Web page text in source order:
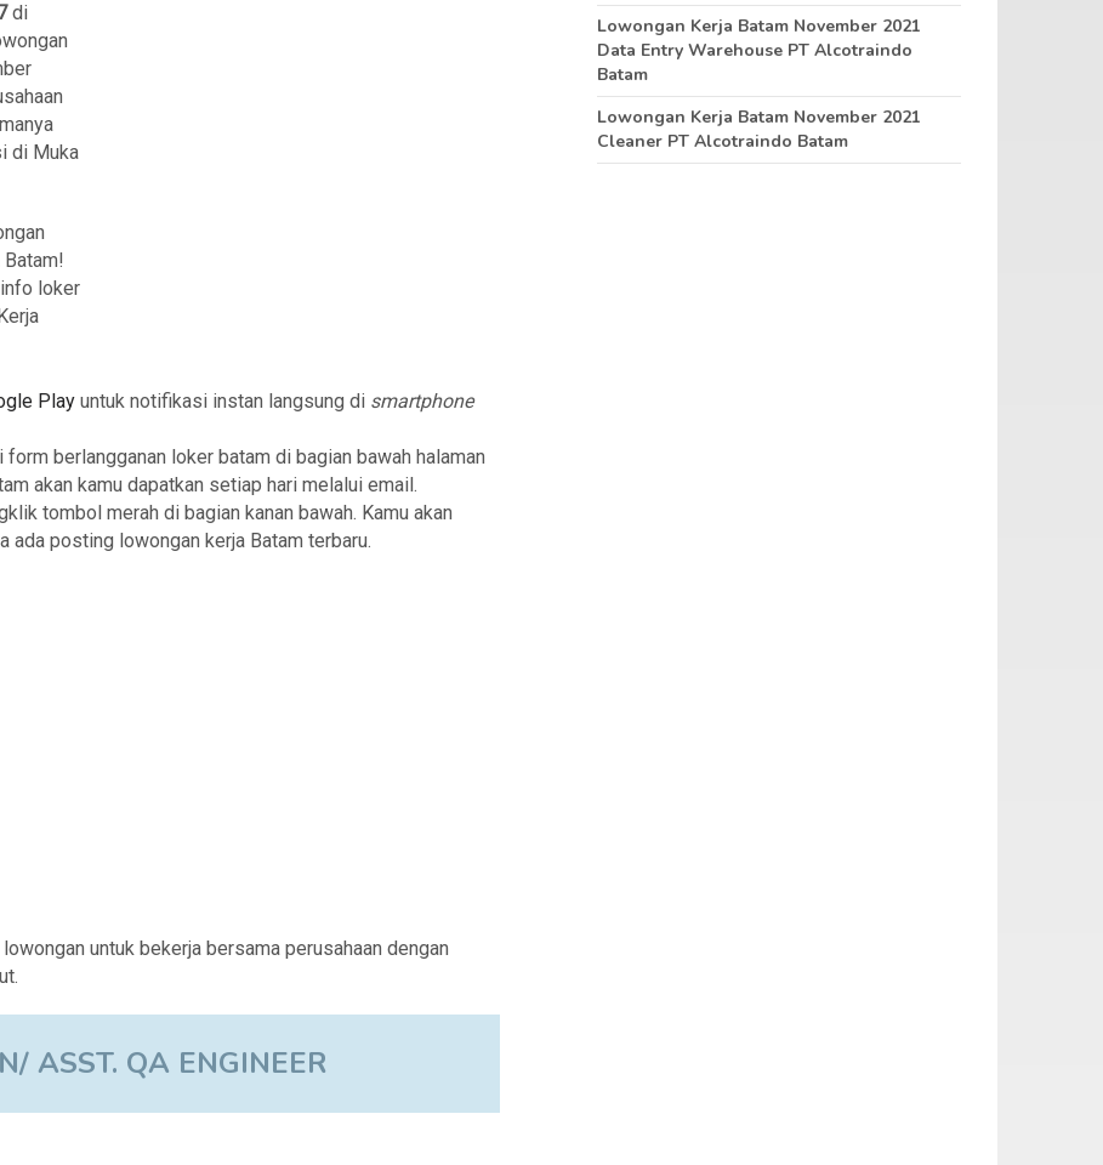
di
di Muka
loker
Play untuk notifikasi instan langsung di smartphone
berlangganan loker batam di bagian bawah halaman
akan kamu dapatkan setiap hari melalui email.
tombol merah di bagian kanan bawah. Kamu akan
posting lowongan kerja Batam terbaru.
untuk bekerja bersama perusahaan dengan
ASST. QA ENGINEER
Lowongan Kerja Batam November 2021
Data Entry Warehouse PT Alcotraindo
Batam
Lowongan Kerja Batam November 2021
Cleaner PT Alcotraindo Batam